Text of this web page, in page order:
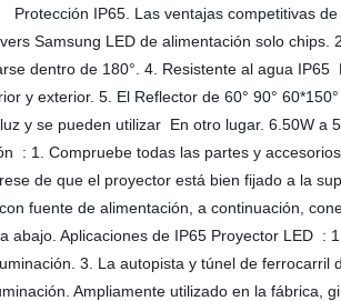
Protección IP65. Las ventajas competitivas
Samsung LED de alimentación solo
dentro de 180°. 4. Resistente al agua
y exterior. 5. El Reflector de 60° 90°
y se pueden utilizar En otro lugar. 6.50W
: 1. Compruebe todas las partes y
de que el proyector está bien fijado a la
fuente de alimentación, a continuación,
abajo. Aplicaciones de IP65 Proyector LED
3. La autopista y túnel de
Ampliamente utilizado en la fábrica,